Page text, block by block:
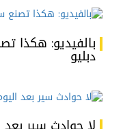
بالفيديو: هكذا
دبليو